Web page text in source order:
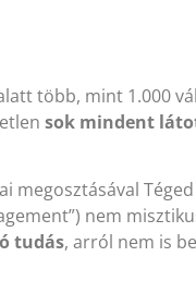
több, mint 1.000
sok mindent
megosztásával
nem
tudás, arról nem is